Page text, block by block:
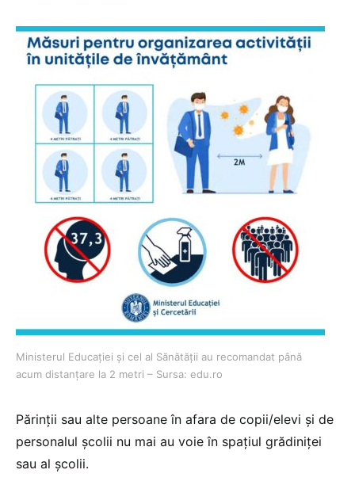
Ministerul Educației și cel al Sănătății au recomandat până
acum distanțare la 2 metri – Sursa: edu.ro
Părinții sau alte persoane în afara de copii/elevi și de
personalul școlii nu mai au voie în spațiul grădiniței
sau al școlii.